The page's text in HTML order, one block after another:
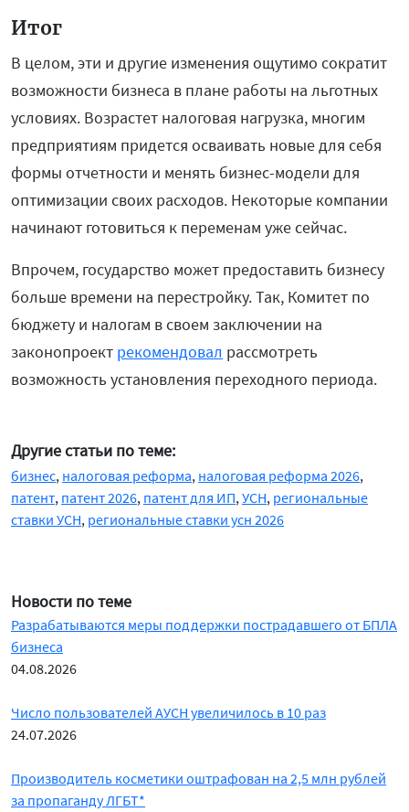
Итог
В целом, эти и другие изменения ощутимо сократит
возможности бизнеса в плане работы на льготных
условиях. Возрастет налоговая нагрузка, многим
предприятиям придется осваивать новые для себя
формы отчетности и менять бизнес-модели для
оптимизации своих расходов. Некоторые компании
начинают готовиться к переменам уже сейчас.
Впрочем, государство может предоставить бизнесу
больше времени на перестройку. Так, Комитет по
бюджету и налогам в своем заключении на
законопроект рекомендовал рассмотреть
возможность установления переходного периода.
Другие статьи по теме:
бизнес, налоговая реформа, налоговая реформа 2026,
патент, патент 2026, патент для ИП,УСН, региональные
ставки УСН, региональные ставки усн 2026
Новости по теме
Разрабатываются меры поддержки пострадавшего от БПЛА
бизнеса
04.08.2026
Число пользователей АУСН увеличилось в 10 раз
24.07.2026
Производитель косметики оштрафован на 2,5 млн рублей
за пропаганду ЛГБТ*